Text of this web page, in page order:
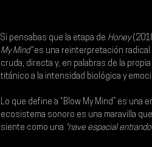
Si pensabas que la etapa de Honey
My Mind” es una reinterpretación radical
cruda, directa y, en palabras de la propia
titánico a la intensidad biológica y
Lo que define a “Blow My Mind” es
ecosistema sonoro es una maravilla
siente como una "nave espacial